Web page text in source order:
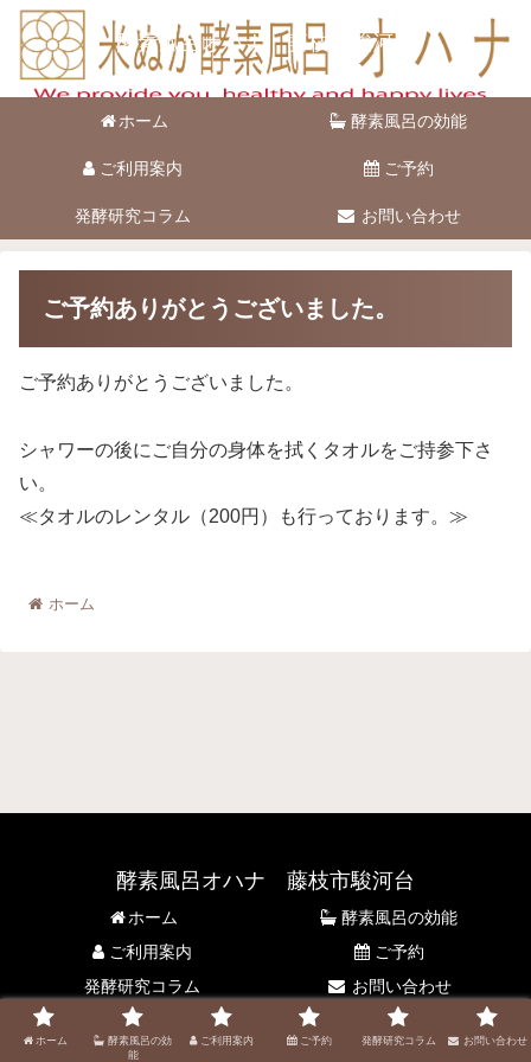
酵素風呂オハナ 藤枝市駿河台
ホーム 酵素風呂の効能
ご利用案内 ご予約
発酵研究コラム お問い合わせ
ご予約ありがとうございました。
ご予約ありがとうございました。
シャワーの後にご自分の身体を拭くタオルをご持参下さ
い。
≪タオルのレンタル（200円）も行っております。≫
ホーム
酵素風呂オハナ 藤枝市駿河台
ホーム
酵素風呂の効能
ご利用案内
ご予約
発酵研究コラム
お問い合わせ
© 2021 酵素風呂オハナ 藤枝市駿河台.
ホーム
酵素風呂の効
能
ご利用案内 ご予約 発酵研究コラム お問い合わせ